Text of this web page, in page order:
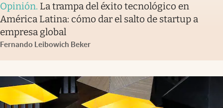
Opinión. La trampa del éxito tecnológico en
América Latina: cómo dar el salto de startup a
empresa global
Fernando Leibowich Beker